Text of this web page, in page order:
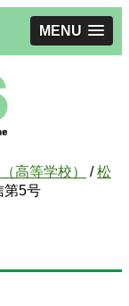
MENU
高等学校） /松
第5号